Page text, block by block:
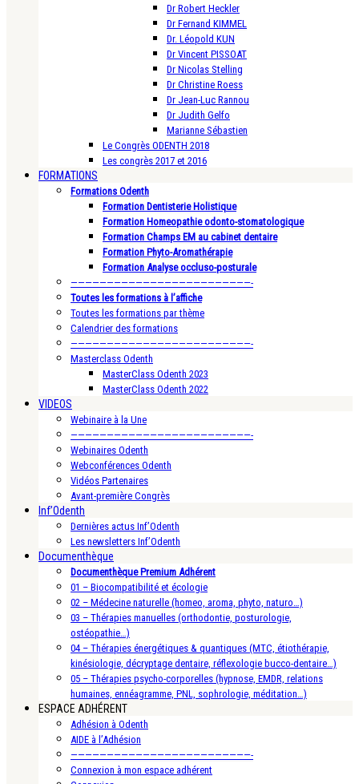
Dr Robert Heckler
Dr Fernand KIMMEL
Dr. Léopold KUN
Dr Vincent PISSOAT
Dr Nicolas Stelling
Dr Christine Roess
Dr Jean-Luc Rannou
Dr Judith Gelfo
Marianne Sébastien
Le Congrès ODENTH 2018
Les congrès 2017 et 2016
FORMATIONS
Formations Odenth
Formation Dentisterie Holistique
Formation Homeopathie odonto-stomatologique
Formation Champs EM au cabinet dentaire
Formation Phyto-Aromathérapie
Formation Analyse occluso-posturale
—————————————————————————-
Toutes les formations à l’affiche
Toutes les formations par thème
Calendrier des formations
—————————————————————————-
Masterclass Odenth
MasterClass Odenth 2023
MasterClass Odenth 2022
VIDEOS
Webinaire à la Une
—————————————————————————-
Webinaires Odenth
Webconférences Odenth
Vidéos Partenaires
Avant-première Congrès
Inf’Odenth
Dernières actus Inf’Odenth
Les newsletters Inf’Odenth
Documenthèque
Documenthèque Premium Adhérent
01 – Biocompatibilité et écologie
02 – Médecine naturelle (homeo, aroma, phyto, naturo…)
03 – Thérapies manuelles (orthodontie, posturologie,
ostéopathie…)
04 – Thérapies énergétiques & quantiques (MTC, étiothérapie,
kinésiologie, décryptage dentaire, réflexologie bucco-dentaire…)
05 – Thérapies psycho-corporelles (hypnose, EMDR, relations
humaines, ennéagramme, PNL, sophrologie, méditation…)
ESPACE ADHÉRENT
Adhésion à Odenth
AIDE à l’Adhésion
—————————————————————————-
Connexion à mon espace adhérent